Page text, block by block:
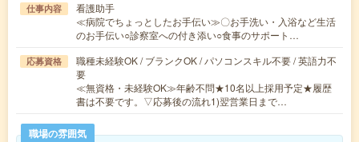
仕事内容
看護助手
≪病院でちょっとしたお手伝い≫〇お手洗い・入浴など生活
のお手伝い○診察室への付き添い○食事のサポート…
応募資格
職種未経験OK / ブランクOK / パソコンスキル不要 / 英語力不
要
≪無資格・未経験OK≫年齢不問★10名以上採用予定★履歴
書は不要です。▽応募後の流れ1)翌営業日まで…
職場の雰囲気